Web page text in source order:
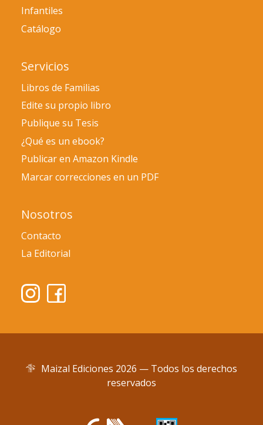
Infantiles
Catálogo
Servicios
Libros de Familias
Edite su propio libro
Publique su Tesis
¿Qué es un ebook?
Publicar en Amazon Kindle
Marcar correcciones en un PDF
Nosotros
Contacto
La Editorial
Maizal Ediciones 2026 — Todos los derechos
reservados